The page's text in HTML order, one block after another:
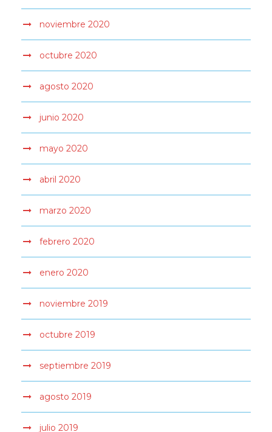
noviembre 2020
octubre 2020
agosto 2020
junio 2020
mayo 2020
abril 2020
marzo 2020
febrero 2020
enero 2020
noviembre 2019
octubre 2019
septiembre 2019
agosto 2019
julio 2019